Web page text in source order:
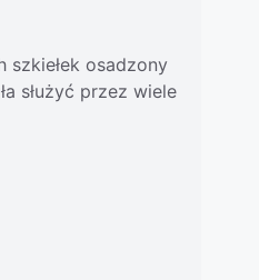
szkiełek osadzony
służyć przez wiele